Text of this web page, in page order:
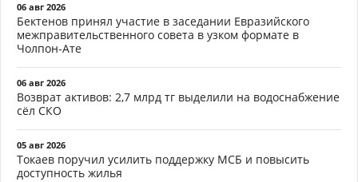
06 авг 2026
Бектенов принял участие в заседании Евразийского
межправительственного совета в узком формате в
Чолпон-Ате
06 авг 2026
Возврат активов: 2,7 млрд тг выделили на водоснабжение
сёл СКО
05 авг 2026
Токаев поручил усилить поддержку МСБ и повысить
доступность жилья